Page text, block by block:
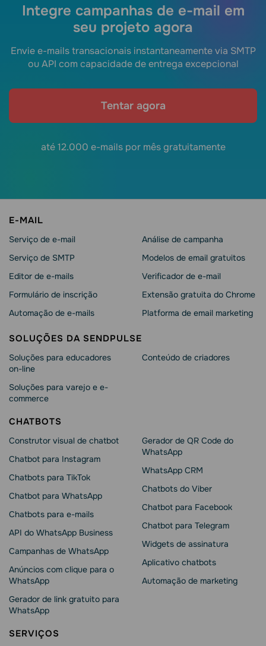
Integre campanhas de e-mail em
seu projeto agora
Envie e-mails transacionais instantaneamente via SMTP
ou API com capacidade de entrega excepcional
Tentar agora
até 12.000 e-mails por mês gratuitamente
E-MAIL
Serviço de e-mail
Serviço de SMTP
Editor de e-mails
Formulário de inscrição
Automação de e-mails
Análise de campanha
Modelos de email gratuitos
Verificador de e-mail
Extensão gratuita do Chrome
Platforma de email marketing
SOLUÇÕES DA SENDPULSE
Soluções para educadores
on-line
Soluções para varejo e e-
commerce
Conteúdo de criadores
CHATBOTS
Construtor visual de chatbot
Chatbot para Instagram
Chatbots para TikTok
Chatbot para WhatsApp
Chatbots para e-mails
API do WhatsApp Business
Campanhas de WhatsApp
Anúncios com clique para o
WhatsApp
Gerador de link gratuito para
WhatsApp
Gerador de QR Code do
WhatsApp
WhatsApp CRM
Chatbots do Viber
Chatbot para Facebook
Chatbot para Telegram
Widgets de assinatura
Aplicativo chatbots
Automação de marketing
SERVIÇOS